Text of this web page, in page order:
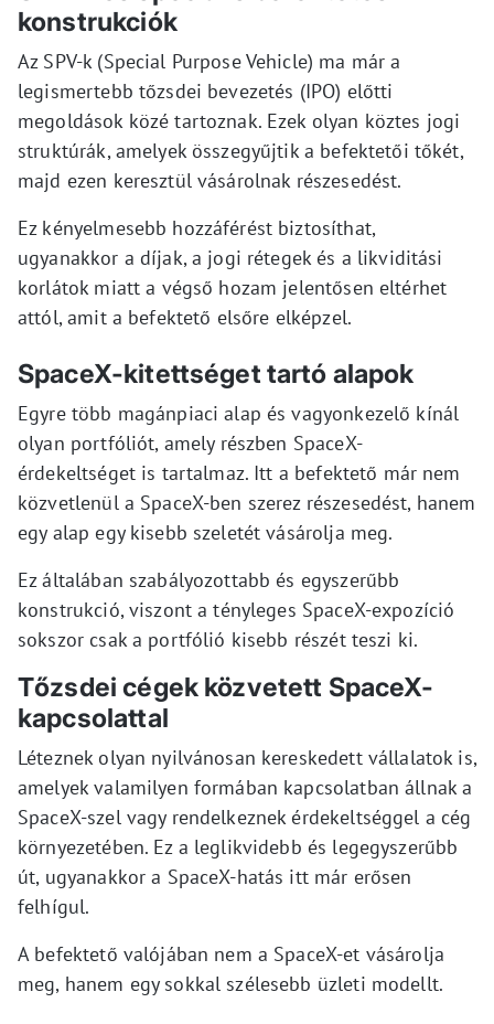
konstrukciók
Az SPV-k (Special Purpose Vehicle) ma már a
legismertebb tőzsdei bevezetés (IPO) előtti
megoldások közé tartoznak. Ezek olyan köztes jogi
struktúrák, amelyek összegyűjtik a befektetői tőkét,
majd ezen keresztül vásárolnak részesedést.
Ez kényelmesebb hozzáférést biztosíthat,
ugyanakkor a díjak, a jogi rétegek és a likviditási
korlátok miatt a végső hozam jelentősen eltérhet
attól, amit a befektető elsőre elképzel.
SpaceX-kitettséget tartó alapok
Egyre több magánpiaci alap és vagyonkezelő kínál
olyan portfóliót, amely részben SpaceX-
érdekeltséget is tartalmaz. Itt a befektető már nem
közvetlenül a SpaceX-ben szerez részesedést, hanem
egy alap egy kisebb szeletét vásárolja meg.
Ez általában szabályozottabb és egyszerűbb
konstrukció, viszont a tényleges SpaceX-expozíció
sokszor csak a portfólió kisebb részét teszi ki.
Tőzsdei cégek közvetett SpaceX-
kapcsolattal
Léteznek olyan nyilvánosan kereskedett vállalatok is,
amelyek valamilyen formában kapcsolatban állnak a
SpaceX-szel vagy rendelkeznek érdekeltséggel a cég
környezetében. Ez a leglikvidebb és legegyszerűbb
út, ugyanakkor a SpaceX-hatás itt már erősen
felhígul.
A befektető valójában nem a SpaceX-et vásárolja
meg, hanem egy sokkal szélesebb üzleti modellt.